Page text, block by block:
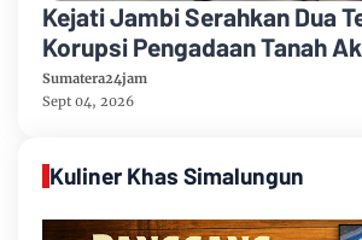
Kejati Jambi Serahkan Dua
Korupsi Pengadaan Tanah
Pelabuhan Ujung Jabung Ke
Umum
Sumatera24jam
Sept 04, 2026
Kuliner Khas Simalungun